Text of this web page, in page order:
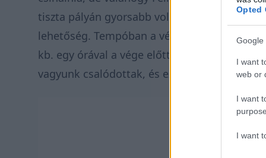
Opted
Google
I want
web or
I want
I want
tiszta pályán gyorsabb volt, nem tudtam
lehetőség. Tempóban a végén jobbak
kb. egy órával a vége előtt történt valami,
vagyunk csalódottak, és ez nem jó érzés, de